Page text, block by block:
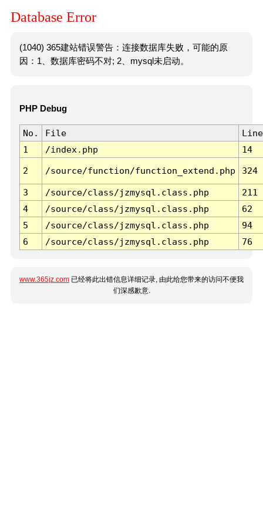
Database Error
(1040) 365建站错误警告：连接数据库失败，可能的原
因：1、数据库密码不对; 2、mysql未启动。
PHP Debug
No. File
Line
1
/index.php 14
2 /source/function/function_extend.php 324
3 /source/class/jzmysql.class.php
211
4
/source/class/jzmysql.class.php
62
5
/source/class/jzmysql.class.php
94
6
/source/class/jzmysql.class.php 76
www.365jz.com 已经将此出错信息详细记录, 由此给您带来的访问不便我
们深感歉意.